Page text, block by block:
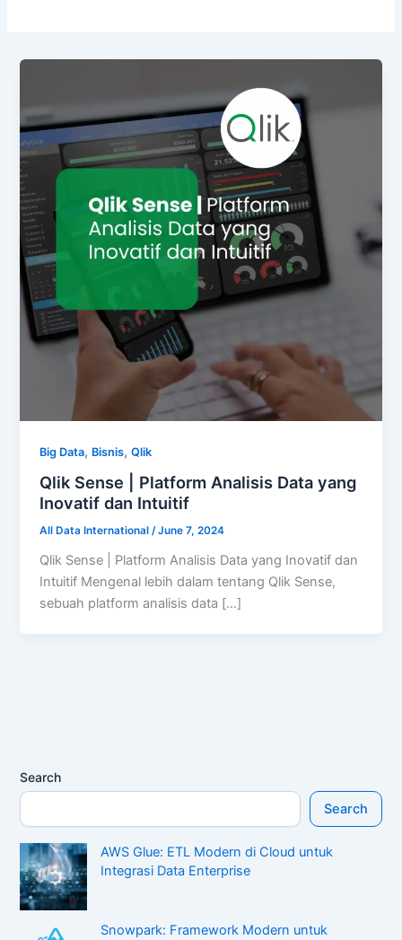
Big Data, Bisnis,Qlik
Qlik Sense | Platform Analisis Data yang
Inovatif dan Intuitif
All Data International/June 7, 2024
Qlik Sense | Platform Analisis Data yang Inovatif dan
Intuitif Mengenal lebih dalam tentang Qlik Sense,
sebuah platform analisis data […]
Search
Search
AWS Glue: ETL Modern di Cloud untuk
Integrasi Data Enterprise
Snowpark: Framework Modern untuk